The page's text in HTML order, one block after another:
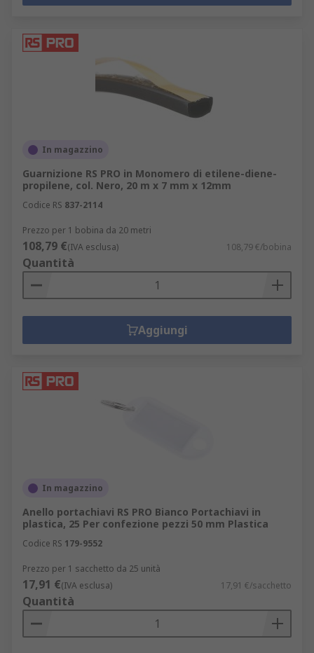
In magazzino
Guarnizione RS PRO in Monomero di etilene-diene-
propilene, col. Nero, 20 m x 7 mm x 12mm
Codice RS 837-2114
Prezzo per 1 bobina da 20 metri
108,79 €(IVA esclusa) 108,79 €/bobina
Quantità
Aggiungi
In magazzino
Anello portachiavi RS PRO Bianco Portachiavi in
plastica, 25 Per confezione pezzi 50 mm Plastica
Codice RS 179-9552
Prezzo per 1 sacchetto da 25 unità
17,91 €(IVA esclusa) 17,91 €/sacchetto
Quantità